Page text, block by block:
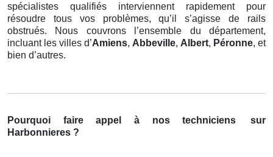
spécialistes qualifiés interviennent rapidement pour
résoudre tous vos problèmes, qu’il s’agisse de rails
obstrués. Nous couvrons l’ensemble du département,
incluant les villes d’Amiens, Abbeville, Albert, Péronne, et
bien d’autres.
Pourquoi faire appel à nos techniciens
sur
Harbonnieres ?